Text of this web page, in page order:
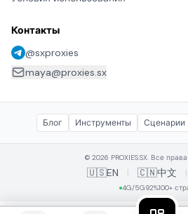
Контакты
@sxproxies
maya@proxies.sx
Блог Инструменты Сценарии
© 2026 PROXIES.SX. Все
🇺🇸EN | 🇨🇳中文 |
4G/5G92%100+